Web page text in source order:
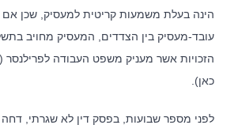
הינה בעלת משמעות קריטית למעסיק, שכן אם
עובד-מעסיק בין הצדדים, המעסיק מחויב
הזכויות אשר מעניק משפט העבודה
כאן).
לפני מספר שבועות, בפסק דין לא שגרתי, דחה